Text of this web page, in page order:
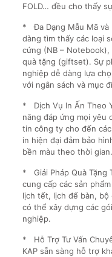
FOLD… đều cho thấy
* Đa Dạng Mẫu Mã và
dàng tìm thấy các loại
cứng (NB –
quà tặng (giftset). Sự
nghiệp dễ dàng lựa
với ngân sách và mục
* Dịch Vụ In Ấn Theo
năng đáp ứng mọi yêu
tin công ty cho đến
in hiện đại đảm bảo
bền màu theo thời gian.
* Giải Pháp Quà Tặng
cung cấp các sản
lịch tết, lịch để bàn,
có thể xây dựng các
nghiệp.
* Hỗ Trợ Tư Vấn
KAP sẵn sàng hỗ trợ